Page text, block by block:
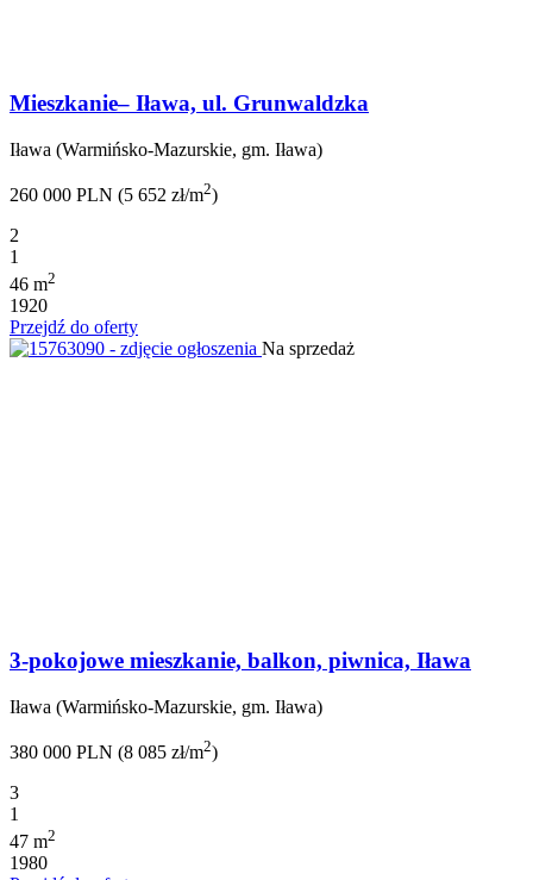
Mieszkanie– Iława, ul. Grunwaldzka
Iława (Warmińsko-Mazurskie, gm. Iława)
260 000 PLN (5 652 zł/m2)
2
1
46 m2
1920
Przejdź do oferty
Na sprzedaż
3-pokojowe mieszkanie, balkon, piwnica, Iława
Iława (Warmińsko-Mazurskie, gm. Iława)
380 000 PLN (8 085 zł/m2)
3
1
47 m2
1980